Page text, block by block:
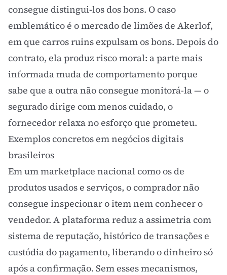
consegue distingui-los dos bons. O caso
emblemático é omercado de limõesde Akerlof,
em que carros ruins expulsam os bons. Depois do
contrato, ela produzrisco moral: a parte mais
informada muda de comportamento porque
sabe que a outra não consegue monitorá-la — o
segurado dirige com menos cuidado, o
fornecedor relaxa no esforço que prometeu.
Exemplos concretos em negócios digitais
brasileiros
Em ummarketplace nacional como os de
produtos usados e serviços, o comprador não
consegue inspecionar o item nem conhecer o
vendedor. A plataforma reduz a assimetria com
sistema de reputação, histórico de transações e
custódia do pagamento, liberando o dinheiro só
após a confirmação. Sem esses mecanismos,